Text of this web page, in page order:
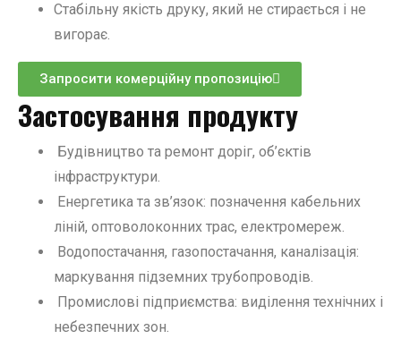
Стабільну якість друку, який не стирається і не
вигорає.
Запросити комерційну пропозицію
Застосування продукту
Будівництво та ремонт доріг, об’єктів
інфраструктури.
Енергетика та зв’язок: позначення кабельних
ліній, оптоволоконних трас, електромереж.
Водопостачання, газопостачання, каналізація:
маркування підземних трубопроводів.
Промислові підприємства: виділення технічних і
небезпечних зон.